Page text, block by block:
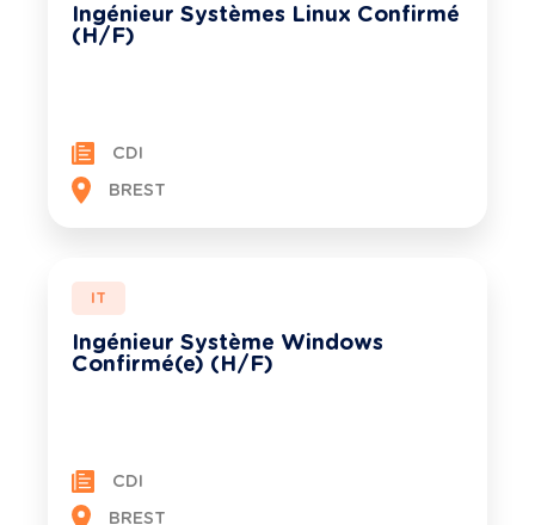
Ingénieur Systèmes Linux Confirmé
(H/F)
CDI
BREST
IT
Ingénieur Système Windows
Confirmé(e) (H/F)
CDI
BREST